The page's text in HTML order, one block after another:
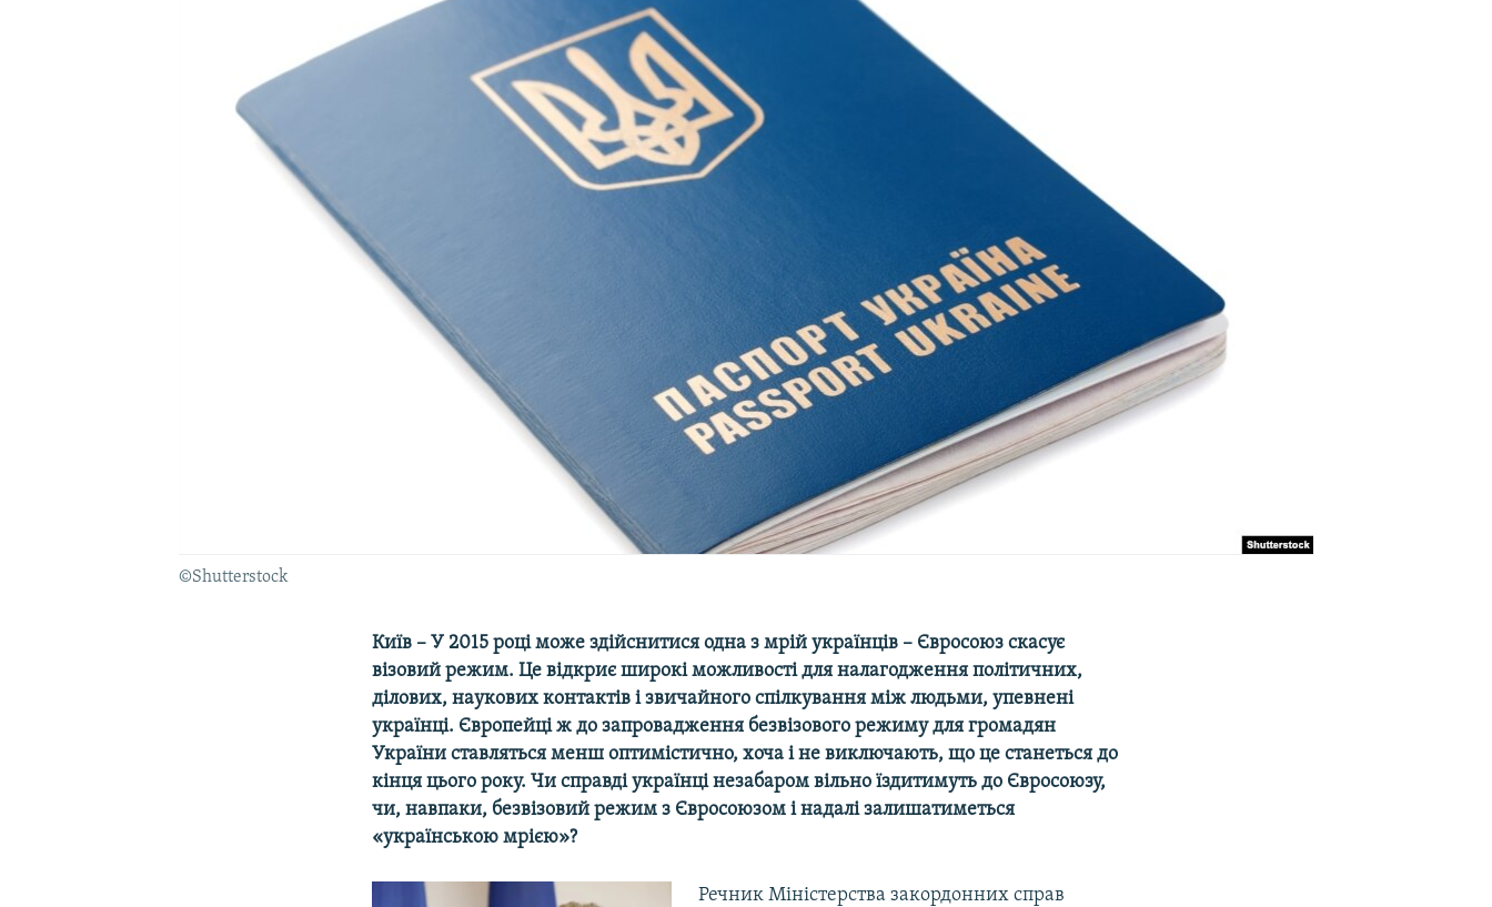
©Shutterstock
Київ – У 2015 році може здійснитися одна з мрій українців – Євросоюз скасує
візовий режим. Це відкриє широкі можливості для налагодження політичних,
ділових, наукових контактів і звичайного спілкування між людьми, упевнені
українці. Європейці ж до запровадження безвізового режиму для громадян
України ставляться менш оптимістично, хоча і не виключають, що це станеться до
кінця цього року. Чи справді українці незабаром вільно їздитимуть до Євросоюзу,
чи, навпаки, безвізовий режим з Євросоюзом і надалі залишатиметься
«українською мрією»?
Речник Міністерства закордонних справ